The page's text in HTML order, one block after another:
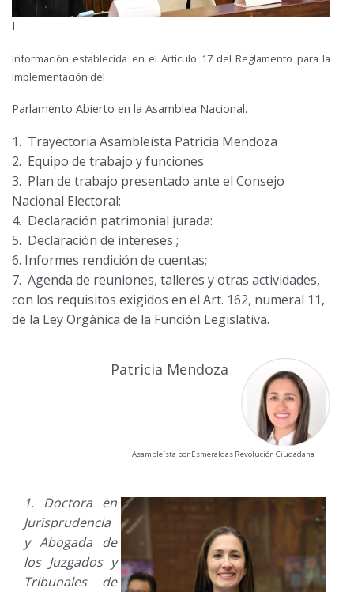
I
Información establecida en el Artículo 17 del Reglamento para la
Implementación del
Parlamento Abierto en la Asamblea Nacional.
Trayectoria Asambleísta Patricia Mendoza
Equipo de trabajo y funciones
Plan de trabajo presentado ante el Consejo
Nacional Electoral;
Declaración patrimonial jurada:
Declaración de intereses ;
Informes rendición de cuentas;
Agenda de reuniones, talleres y otras actividades,
con los requisitos exigidos en el Art. 162, numeral 11,
de la Ley Orgánica de la Función Legislativa.
Patricia Mendoza
Asambleísta por Esmeraldas Revolución Ciudadana
Doctora en
Jurisprudencia
y Abogada de
los Juzgados y
Tribunales de